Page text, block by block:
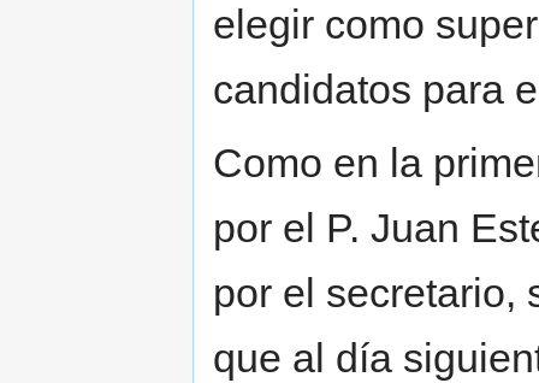
elegir como
candidatos para
Como en la
por el P. Juan
por el secretario,
que al día